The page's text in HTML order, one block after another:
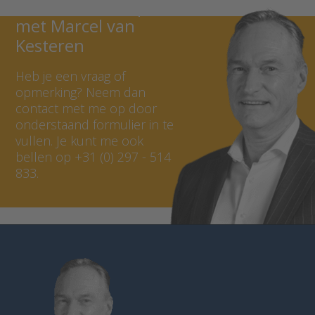
met Marcel van
Kesteren
Heb je een vraag of
opmerking? Neem dan
contact met me op door
onderstaand formulier in te
vullen. Je kunt me ook
bellen op +31 (0) 297 - 514
833.